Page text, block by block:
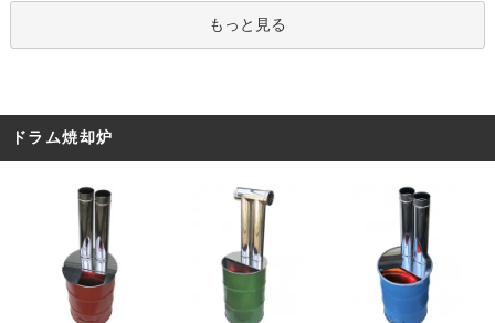
もっと見る
ドラム焼却炉